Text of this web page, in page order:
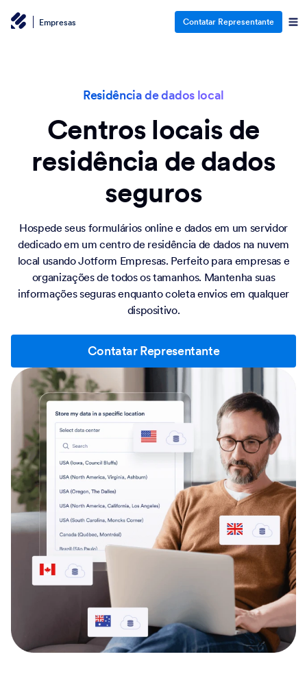
Empresas Contatar Representante
Residência de dados local
Centros locais de
residência de dados
seguros
Hospede seus formulários online e dados em um servidor
dedicado em um centro de residência de dados na nuvem
local usando Jotform Empresas. Perfeito para empresas e
organizações de todos os tamanhos. Mantenha suas
informações seguras enquanto coleta envios em qualquer
dispositivo.
Contatar Representante